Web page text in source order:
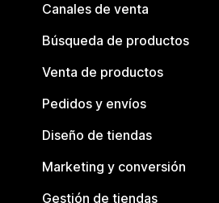
Canales de venta
Búsqueda de productos
Venta de productos
Pedidos y envíos
Diseño de tiendas
Marketing y conversión
Gestión de tiendas